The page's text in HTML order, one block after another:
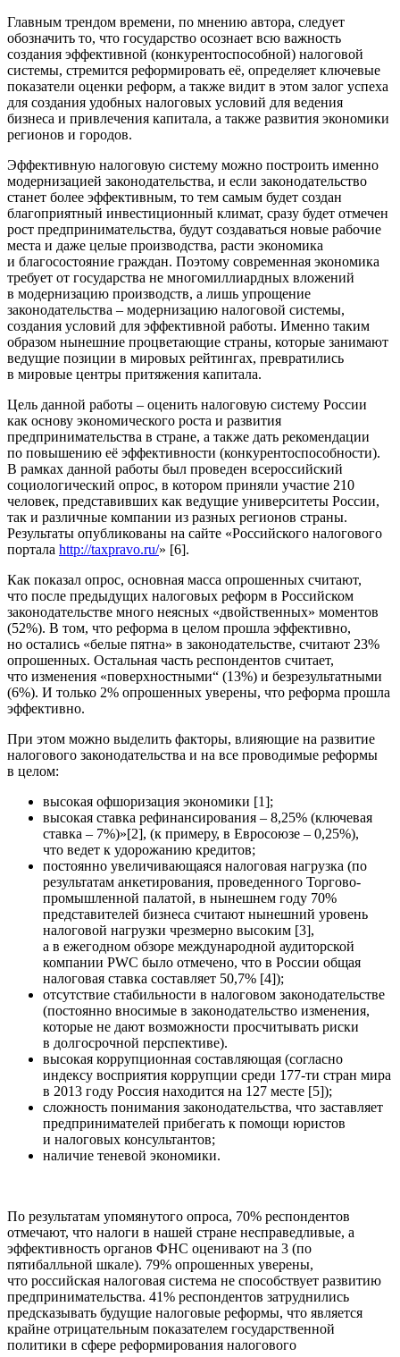
Главным трендом времени, по мнению автора, следует
обозначить то, что государство осознает всю важность
создания эффективной (конкурентоспособной) налоговой
системы, стремится реформировать её, определяет ключевые
показатели оценки реформ, а также видит в этом залог успеха
для создания удобных налоговых условий для ведения
бизнеса и привлечения капитала, а также развития экономики
регионов и городов.
Эффективную налоговую систему можно построить именно
модернизацией законодательства, и если законодательство
станет более эффективным, то тем самым будет создан
благоприятный инвестиционный климат, сразу будет отмечен
рост предпринимательства, будут создаваться новые рабочие
места и даже целые производства, расти экономика
и благосостояние граждан. Поэтому современная экономика
требует от государства не многомиллиардных вложений
в модернизацию производств, а лишь упрощение
законодательства – модернизацию налоговой системы,
создания условий для эффективной работы. Именно таким
образом нынешние процветающие страны, которые занимают
ведущие позиции в мировых рейтингах, превратились
в мировые центры притяжения капитала.
Цель данной работы – оценить налоговую систему России
как основу экономического роста и развития
предпринимательства в стране, а также дать рекомендации
по повышению её эффективности (конкурентоспособности).
В рамках данной работы был проведен всероссийский
социологический опрос, в котором приняли участие 210
человек, представивших как ведущие университеты России,
так и различные компании из разных регионов страны.
Результаты опубликованы на сайте «Российского налогового
портала http://taxpravo.ru/» [6].
Как показал опрос, основная масса опрошенных считают,
что после предыдущих налоговых реформ в Российском
законодательстве много неясных «двойственных» моментов
(52%). В том, что реформа в целом прошла эффективно,
но остались «белые пятна» в законодательстве, считают 23%
опрошенных. Остальная часть респондентов считает,
что изменения «поверхностными“ (13%) и безрезультатными
(6%). И только 2% опрошенных уверены, что реформа прошла
эффективно.
При этом можно выделить факторы, влияющие на развитие
налогового законодательства и на все проводимые реформы
в целом:
высокая офшоризация экономики [1];
высокая ставка рефинансирования – 8,25% (ключевая
ставка – 7%)»[2], (к примеру, в Евросоюзе – 0,25%),
что ведет к удорожанию кредитов;
постоянно увеличивающаяся налоговая нагрузка (по
результатам анкетирования, проведенного Торгово-
промышленной палатой, в нынешнем году 70%
представителей бизнеса считают нынешний уровень
налоговой нагрузки чрезмерно высоким [3],
а в ежегодном обзоре международной аудиторской
компании PWC было отмечено, что в России общая
налоговая ставка составляет 50,7% [4]);
отсутствие стабильности в налоговом законодательстве
(постоянно вносимые в законодательство изменения,
которые не дают возможности просчитывать риски
в долгосрочной перспективе).
высокая коррупционная составляющая (согласно
индексу восприятия коррупции среди 177-ти стран мира
в 2013 году Россия находится на 127 месте [5]);
сложность понимания законодательства, что заставляет
предпринимателей прибегать к помощи юристов
и налоговых консультантов;
наличие теневой экономики.
По результатам упомянутого опроса, 70% респондентов
отмечают, что налоги в нашей стране несправедливые, а
эффективность органов ФНС оценивают на 3 (по
пятибалльной шкале). 79% опрошенных уверены,
что российская налоговая система не способствует развитию
предпринимательства. 41% респондентов затруднились
предсказывать будущие налоговые реформы, что является
крайне отрицательным показателем государственной
политики в сфере реформирования налогового